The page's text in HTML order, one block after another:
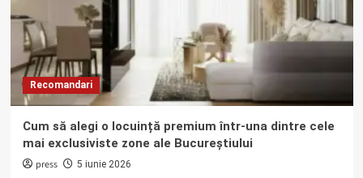
Recomandari
Cum să alegi o locuință premium într-una dintre cele
mai exclusiviste zone ale Bucureștiului
press 5 iunie 2026